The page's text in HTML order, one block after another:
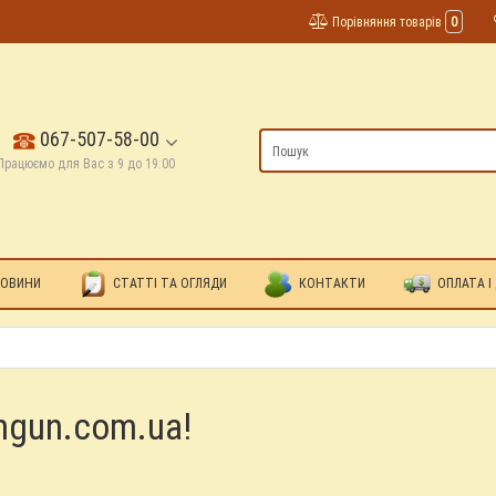
Порівняння товарів 0
067-507-58-00
для Вас з 9 до 19:00
СТАТТІ ТА ОГЛЯДИ КОНТАКТИ ОПЛАТА